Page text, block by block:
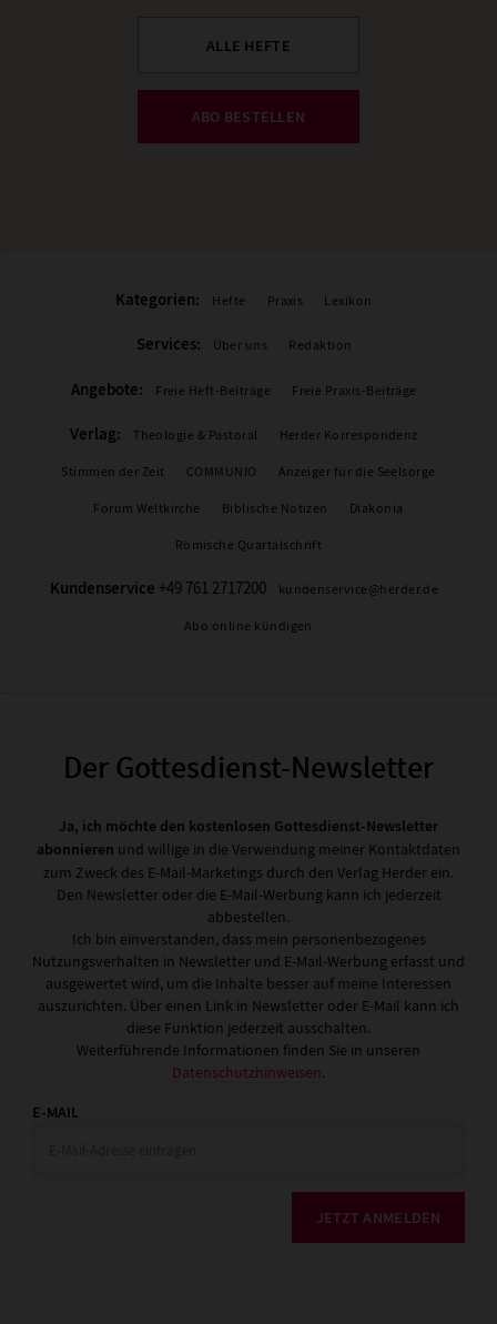
ALLE HEFTE
ABO BESTELLEN
Kategorien: Hefte Praxis Lexikon
Services: Über uns Redaktion
Angebote: Freie Heft-Beiträge Freie Praxis-Beiträge
Verlag: Theologie & Pastoral Herder Korrespondenz
Stimmen der Zeit COMMUNIO Anzeiger für die Seelsorge
Forum Weltkirche Biblische Notizen Diakonia
Römische Quartalschrift
Kundenservice +49 761 2717200 kundenservice@herder.de
Abo online kündigen
Der Gottesdienst-Newsletter
Ja, ich möchte den kostenlosen Gottesdienst-Newsletter
abonnieren und willige in die Verwendung meiner Kontaktdaten
zum Zweck des E-Mail-Marketings durch den Verlag Herder ein.
Den Newsletter oder die E-Mail-Werbung kann ich jederzeit
abbestellen.
Ich bin einverstanden, dass mein personenbezogenes
Nutzungsverhalten in Newsletter und E-Mail-Werbung erfasst und
ausgewertet wird, um die Inhalte besser auf meine Interessen
auszurichten. Über einen Link in Newsletter oder E-Mail kann ich
diese Funktion jederzeit ausschalten.
Weiterführende Informationen finden Sie in unseren
Datenschutzhinweisen.
E-MAIL
JETZT ANMELDEN